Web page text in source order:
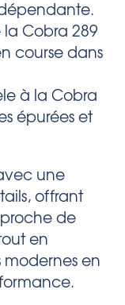
la Cobra 289
course dans
à la Cobra
épurées et
une
offrant
de
en
en